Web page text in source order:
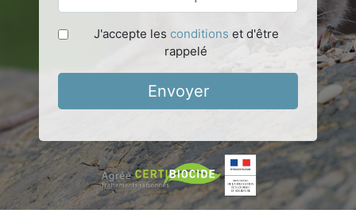
J'accepte les conditions et d'être
rappelé
Envoyer